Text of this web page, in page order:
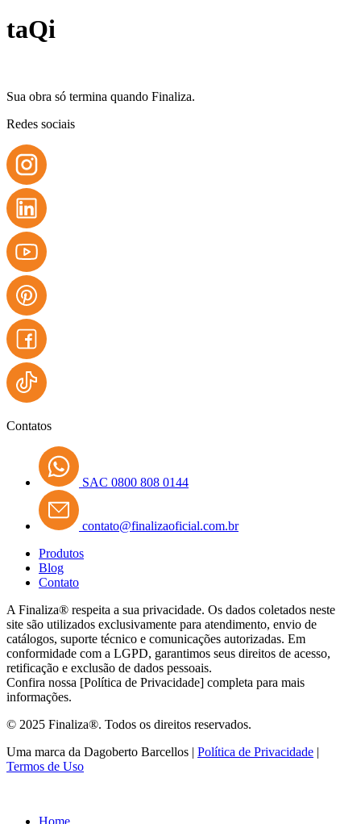
taQi
Sua obra só termina quando Finaliza.
Redes sociais
Contatos
SAC 0800 808 0144
contato@finalizaoficial.com.br
Produtos
Blog
Contato
A Finaliza® respeita a sua privacidade. Os dados coletados neste
site são utilizados exclusivamente para atendimento, envio de
catálogos, suporte técnico e comunicações autorizadas. Em
conformidade com a LGPD, garantimos seus direitos de acesso,
retificação e exclusão de dados pessoais.
Confira nossa [Política de Privacidade] completa para mais
informações.
© 2025 Finaliza®. Todos os direitos reservados.
Uma marca da Dagoberto Barcellos | Política de Privacidade |
Termos de Uso
Home